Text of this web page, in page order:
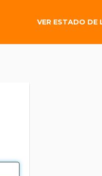
VER ESTADO DE